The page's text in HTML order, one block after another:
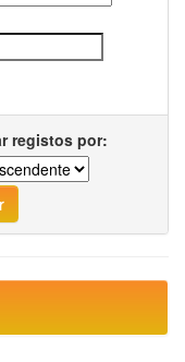
registos por: